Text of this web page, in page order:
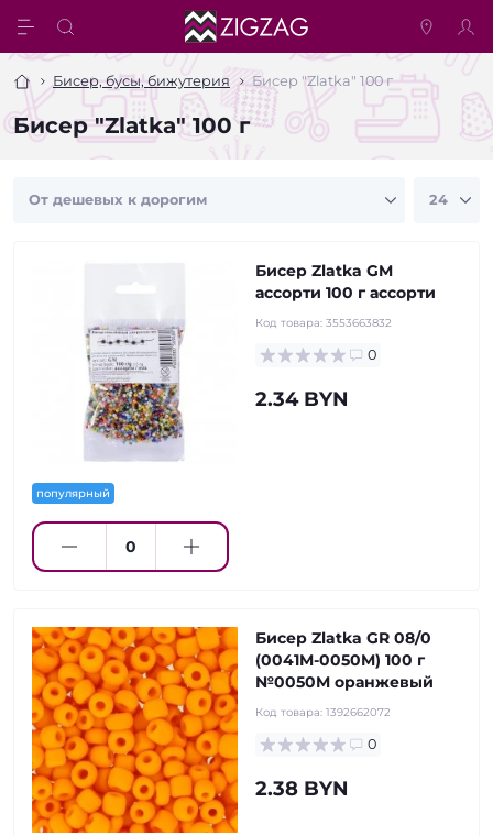
Бисер, бусы, бижутерия Бисер "Zlatka" 100 г
Бисер "Zlatka" 100 г
популярный
Бисер Zlatka GM
ассорти 100 г ассорти
Код товара: 3553663832
0
2.34 BYN
Бисер Zlatka GR 08/0
(0041M-0050M) 100 г
№0050M оранжевый
Код товара: 1392662072
0
2.38 BYN